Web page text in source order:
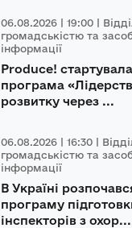
06.08.2026 | 19:00 |
громадськістю та
інформації
Produce!
програма
розвитку через ...
06.08.2026 | 16:30 |
громадськістю та
інформації
В Україні
програму
інспекторів з охор...